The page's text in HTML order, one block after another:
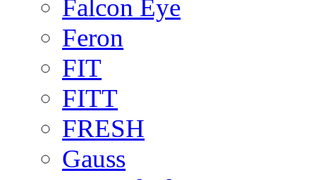
Falcon Eye
Feron
FIT
FITT
FRESH
Gauss